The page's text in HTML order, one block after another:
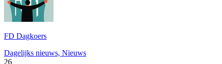
FD Dagkoers
Dagelijks nieuws, Nieuws
26